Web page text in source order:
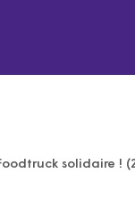
solidaire !